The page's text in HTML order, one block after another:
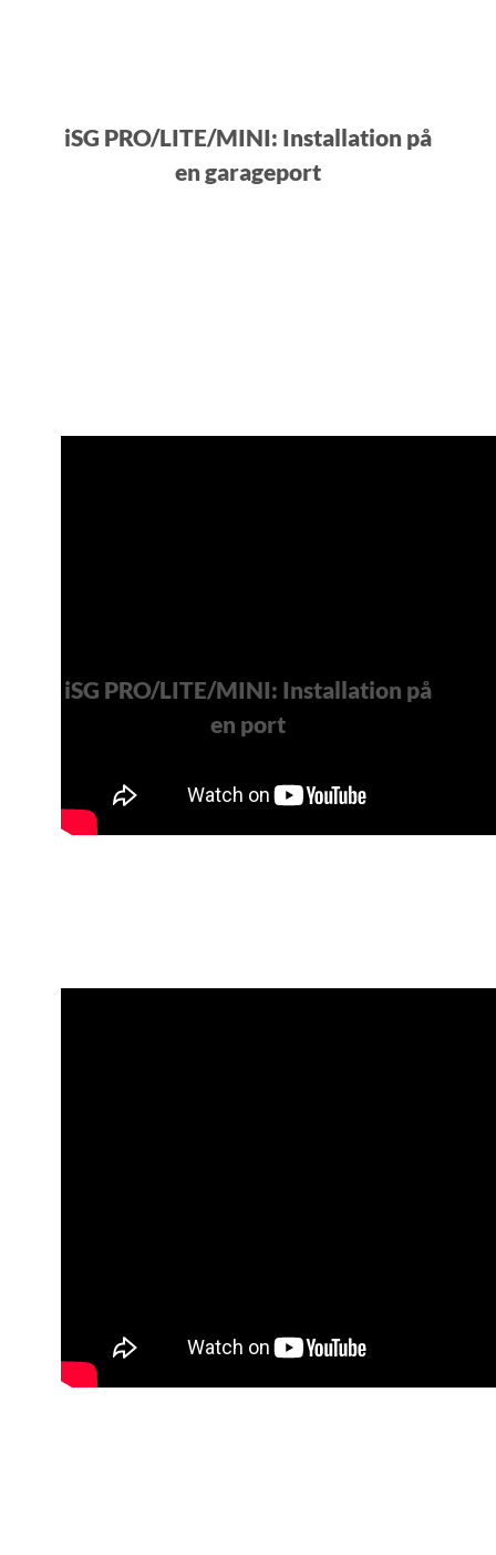
iSG PRO/LITE/MINI: Installation på
en garageport
iSG PRO/LITE/MINI: Installation på
en port